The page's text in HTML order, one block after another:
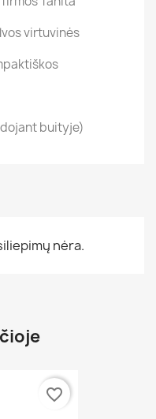
virtuvinės
buityje)
nėra.
favorite_border